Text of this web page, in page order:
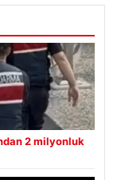
2 milyonluk